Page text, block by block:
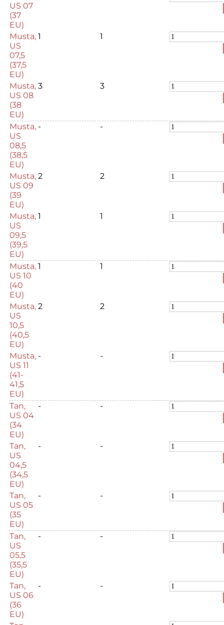
US 07
(37
EU)
Musta,
US
07,5
(37,5
EU)
1 1
Musta,
US 08
(38
EU)
3 3
Musta,
US
08,5
(38,5
EU)
- -
Musta,
US 09
(39
EU)
2 2
Musta,
US
09,5
(39,5
EU)
1 1
Musta,
US 10
(40
EU)
1 1
Musta,
US
10,5
(40,5
EU)
2 2
Musta,
US 11
(41-
41,5
EU)
- -
Tan,
US 04
(34
EU)
- -
Tan,
US
04,5
(34,5
EU)
- -
Tan,
US 05
(35
EU)
- -
Tan,
US
05,5
(35,5
EU)
- -
Tan,
US 06
(36
EU)
- -